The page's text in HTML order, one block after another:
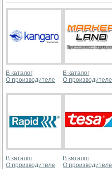
В каталог
О производителе
В каталог
О производителе
В каталог
О производителе
В каталог
О производителе